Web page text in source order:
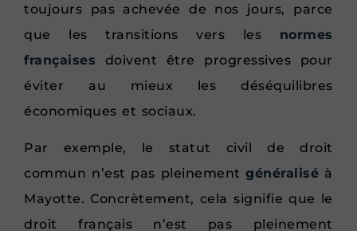
toujours pas achevée de nos jours, parce
que les transitions vers les normes
françaises doivent être progressives pour
éviter au mieux les déséquilibres
économiques et sociaux.
Par exemple, le statut civil de droit
commun n’est pas pleinementgénéralisé à
Mayotte. Concrètement, cela signifie que le
droit français n’est pas pleinement